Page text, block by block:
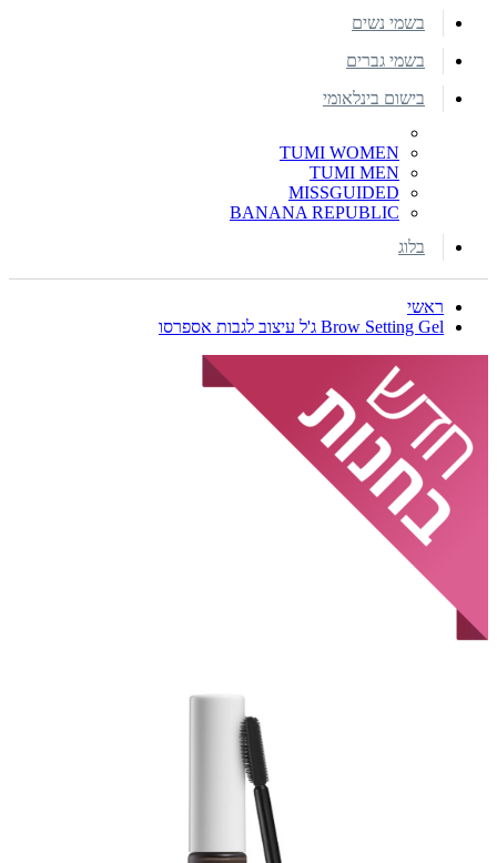
בשמי נשים
בשמי גברים
בישום בינלאומי
TUMI WOMEN
TUMI MEN
MISSGUIDED
BANANA REPUBLIC
בלוג
ראשי
Brow Setting Gel ג'ל עיצוב לגבות אספרסו